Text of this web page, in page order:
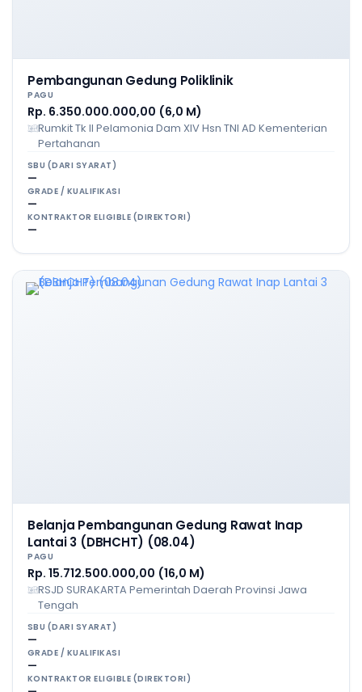
Pembangunan Gedung Poliklinik
PAGU
Rp. 6.350.000.000,00 (6,0 M)
Rumkit Tk II Pelamonia Dam XIV Hsn TNI AD Kementerian
Pertahanan
SBU (DARI SYARAT)
—
GRADE / KUALIFIKASI
—
KONTRAKTOR ELIGIBLE (DIREKTORI)
—
Belanja Pembangunan Gedung Rawat Inap
Lantai 3 (DBHCHT) (08.04)
PAGU
Rp. 15.712.500.000,00 (16,0 M)
RSJD SURAKARTA Pemerintah Daerah Provinsi Jawa
Tengah
SBU (DARI SYARAT)
—
GRADE / KUALIFIKASI
—
KONTRAKTOR ELIGIBLE (DIREKTORI)